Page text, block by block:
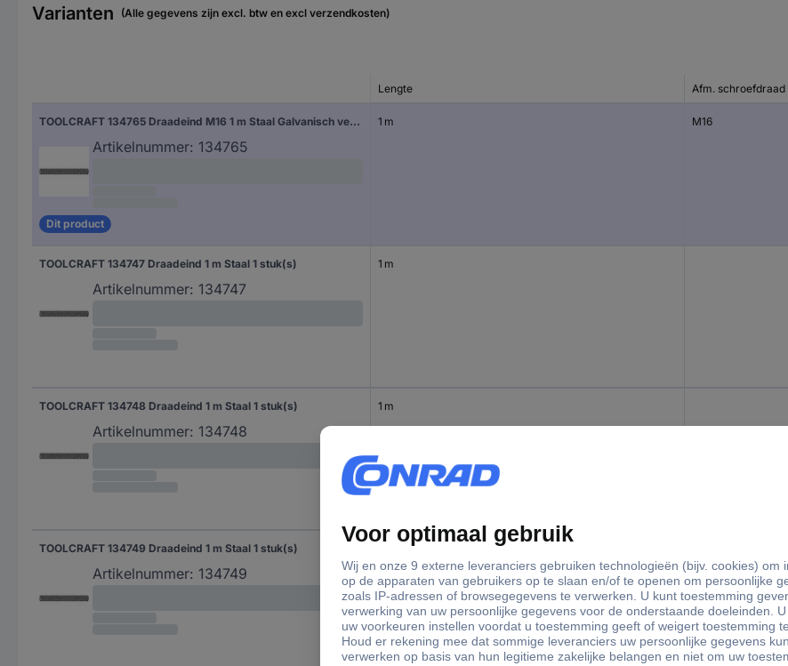
Varianten (Alle gegevens zijn excl. btw en excl verzendkosten)
Lengte Afm. schroefdraad
TOOLCRAFT 134765 Draadeind M16 1 m Staal Galvanisch verzinkt 1 stuk(s)
Artikelnummer: 134765
Dit product
1 m M16
TOOLCRAFT 134747 Draadeind 1 m Staal 1 stuk(s)
Artikelnummer: 134747
1 m
TOOLCRAFT 134748 Draadeind 1 m Staal 1 stuk(s)
Artikelnummer: 134748
1 m
TOOLCRAFT 134749 Draadeind 1 m Staal 1 stuk(s)
Artikelnummer: 134749